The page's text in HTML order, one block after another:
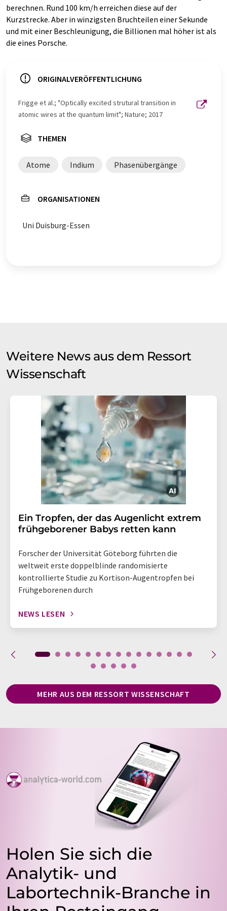
berechnen. Rund 100 km/h erreichen diese auf der
Kurzstrecke. Aber in winzigsten Bruchteilen einer Sekunde
und mit einer Beschleunigung, die Billionen mal höher ist als
die eines Porsche.
ORIGINALVERÖFFENTLICHUNG
Frigge et al.; "Optically excited strutural transition in
atomic wires at the quantum limit"; Nature; 2017
THEMEN
Atome Indium Phasenübergänge
ORGANISATIONEN
Uni Duisburg-Essen
Weitere News aus dem Ressort
Wissenschaft
Ein Tropfen, der das Augenlicht extrem
frühgeborener Babys retten kann
Forscher der Universität Göteborg führten die
weltweit erste doppelblinde randomisierte
kontrollierte Studie zu Kortison-Augentropfen bei
Frühgeborenen durch
NEWS LESEN
MEHR AUS DEM RESSORT WISSENSCHAFT
Holen Sie sich die
Analytik- und
Labortechnik-Branche in